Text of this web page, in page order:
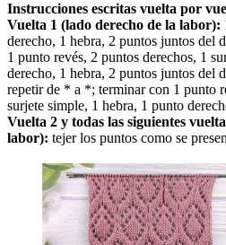
Instrucciones escritas vuelta por
Vuelta 1 (lado derecho de la labor):
derecho, 1 hebra, 2 puntos juntos del
1 punto revés, 2 puntos derechos, 1
derecho, 1 hebra, 2 puntos juntos del
repetir de * a *; terminar con 1 punto
surjete simple, 1 hebra, 1 punto
Vuelta 2 y todas las siguientes
labor): tejer los puntos como se